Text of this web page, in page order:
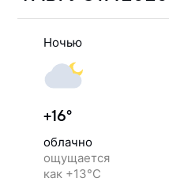
Ночью
+16°
облачно
ощущается
как +13°C